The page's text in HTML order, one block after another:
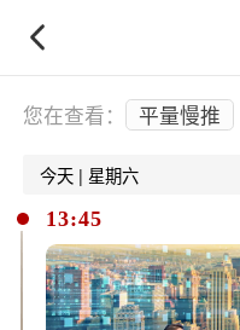
您在查看： 平量慢推
今天 | 星期六
13:45